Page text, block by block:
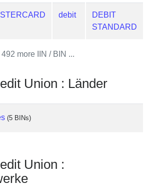
debit
DEBIT
STANDARD
492 more IIN / BIN ...
Union : Länder
(5 BINs)
Union :